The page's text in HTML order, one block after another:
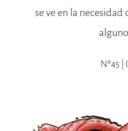
se ve en la
Nº45 |